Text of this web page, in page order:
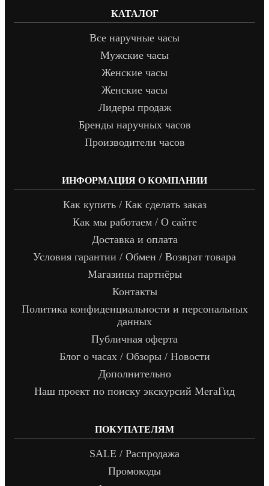
КАТАЛОГ
Все наручные часы
Мужские часы
Женские часы
Женские часы
Лидеры продаж
Бренды наручных часов
Производители часов
ИНФОРМАЦИЯ О КОМПАНИИ
Как купить / Как сделать заказ
Как мы работаем / О сайте
Доставка и оплата
Условия гарантии / Обмен / Возврат товара
Магазины партнёры
Контакты
Политика конфиденциальности и персональных
данных
Публичная оферта
Блог о часах / Обзоры / Новости
Дополнительно
Наш проект по поиску экскурсий МегаГид
ПОКУПАТЕЛЯМ
SALE / Распродажа
Промокоды